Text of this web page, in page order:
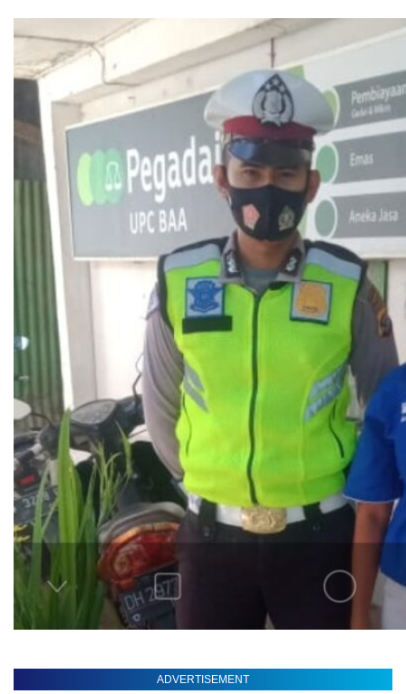
ADVERTISEMENT